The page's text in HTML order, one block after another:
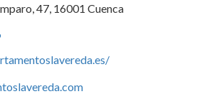
47, 16001 Cuenca